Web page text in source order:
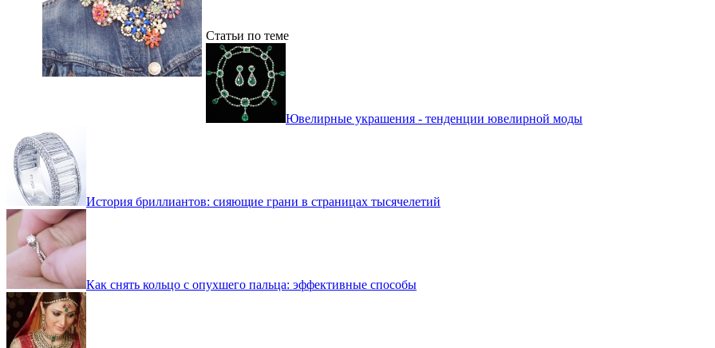
Статьи по теме
Ювелирные украшения - тенденции ювелирной моды
История бриллиантов: сияющие грани в страницах тысячелетий
Как снять кольцо с опухшего пальца: эффективные способы